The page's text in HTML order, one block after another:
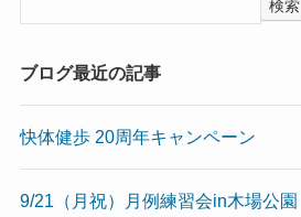
検索
ブログ最近の記事
快体健歩 20周年キャンペーン
9/21（月祝）月例練習会in木場公園